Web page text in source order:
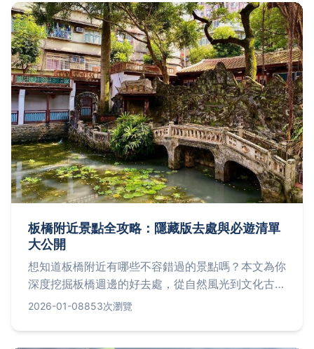
板橋附近景點全攻略：隱藏版去處與必遊清單
大公開
想知道板橋附近有哪些不容錯過的景點嗎？本文為你
深度挖掘板橋週邊的好去處，從自然風光到文化古
蹟，還有親子友善地點，提供實用行程建議與私房清
2026-01-08853次瀏覽